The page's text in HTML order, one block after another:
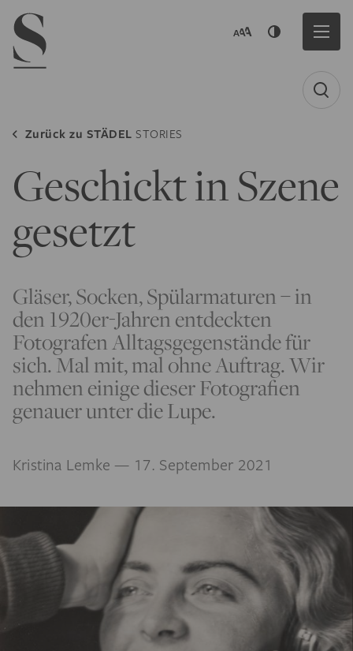
Navigation menu
Zurück zu STÄDEL STORIES
Geschickt in Szene
gesetzt
Gläser, Socken, Spülarmaturen – in
den 1920er-Jahren entdeckten
Fotografen Alltagsgegenstände für
sich. Mal mit, mal ohne Auftrag. Wir
nehmen einige dieser Fotografien
genauer unter die Lupe.
Kristina Lemke — 17. September 2021